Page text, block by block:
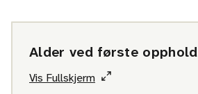
Alder ved første opphold
Vis Fullskjerm